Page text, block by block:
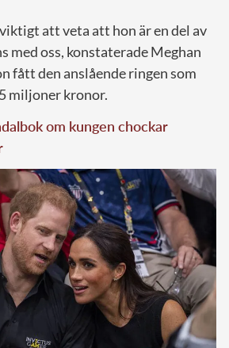
att veta att hon är en del av
med oss, konstaterade Meghan
fått den anslående ringen som
miljoner kronor.
om kungen chockar